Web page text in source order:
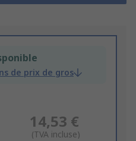
de prix de gros
14,53 €
(TVA incluse)